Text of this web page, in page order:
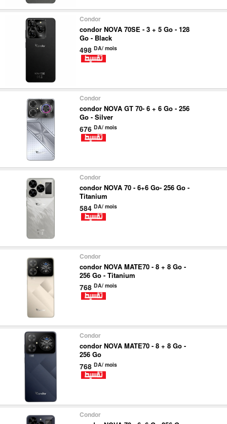
Condor
condor NOVA 70SE - 3 + 5 Go - 128
Go - Black
498 DA/ mois
Condor
condor NOVA GT 70- 6 + 6 Go - 256
Go - Silver
676 DA/ mois
Condor
condor NOVA 70 - 6+6 Go- 256 Go -
Titanium
584 DA/ mois
Condor
condor NOVA MATE70 - 8 + 8 Go -
256 Go - Titanium
768 DA/ mois
Condor
condor NOVA MATE70 - 8 + 8 Go -
256 Go
768 DA/ mois
Condor